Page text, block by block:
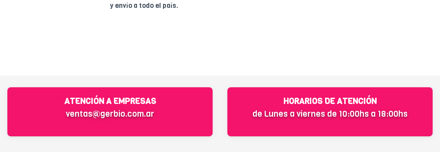
y envío a todo el país.
ATENCIÓN A EMPRESAS
ventas@gerbio.com.ar
HORARIOS DE ATENCIÓN
de Lunes a viernes de 10:00hs a 18:00hs